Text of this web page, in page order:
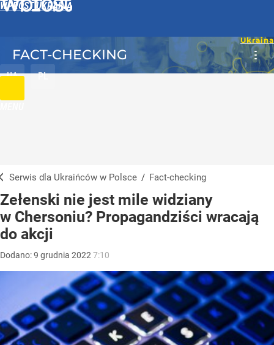
WPROST UKRAINA
UA PL
FACT-CHECKING
Serwis dla Ukraińców w Polsce / Fact-checking
Zełenski nie jest mile widziany
w Chersoniu? Propagandziści wracają
do akcji
Dodano:9 grudnia 2022 7:10